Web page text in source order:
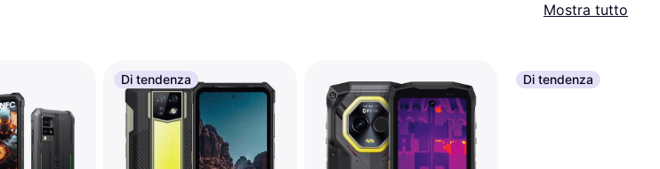
Mostra tutto
Di tendenza Di tendenza